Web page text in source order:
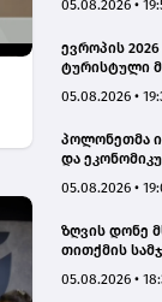
05.08.2026 •
ევროპის
ტურისტული
05.08.2026 •
პოლონეთმა
და
05.08.2026 •
ზღვის დონე
თითქმის
05.08.2026 •